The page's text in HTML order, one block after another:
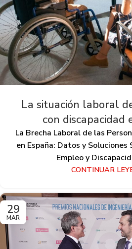
La situación laboral
con discapacidad
La Brecha Laboral de las
en España: Datos y
Empleo y
CONTINUAR
29
MAR